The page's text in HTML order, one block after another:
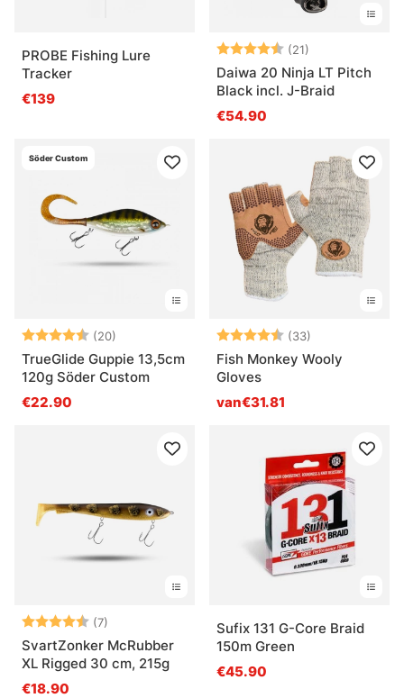
PROBE Fishing Lure
Tracker
€139
Beoordeling:
(21)
Daiwa 20 Ninja LT Pitch
Black incl. J-Braid
€54.90
Söder Custom
Beoordeling:
(20)
4.7 uit 5 sterren
TrueGlide Guppie 13,5cm
120g Söder Custom
€22.90
Beoordeling:
(33)
Fish Monkey Wooly
Gloves
van€31.81
Beoordeling:
(7)
SvartZonker McRubber
XL Rigged 30 cm, 215g
€18.90
Sufix 131 G-Core Braid
150m Green
€45.90